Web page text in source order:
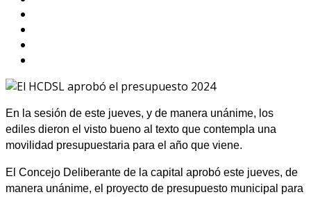
En la sesión de este jueves, y de manera unánime, los
ediles dieron el visto bueno al texto que contempla una
movilidad presupuestaria para el año que viene.
El Concejo Deliberante de la capital aprobó este jueves, de
manera unánime, el proyecto de presupuesto municipal para